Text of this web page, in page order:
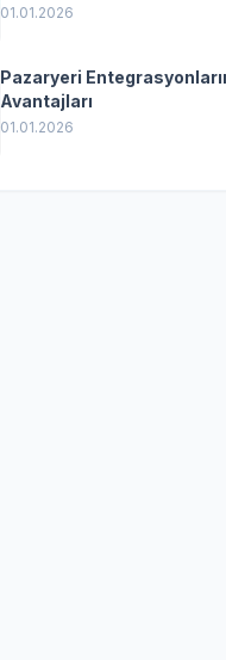
01.01.2026
Pazaryeri
Avantajları
01.01.2026